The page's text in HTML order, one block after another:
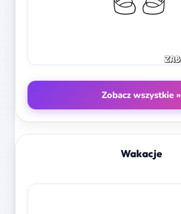
Zobacz wszystkie »
Wakacje